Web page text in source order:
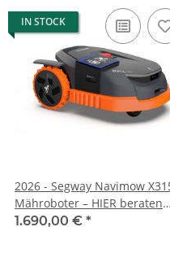
IN STOCK
2026 - Segway Navimow
Mähroboter – HIER beraten
lassen und bestellen !
1.690,00 € *